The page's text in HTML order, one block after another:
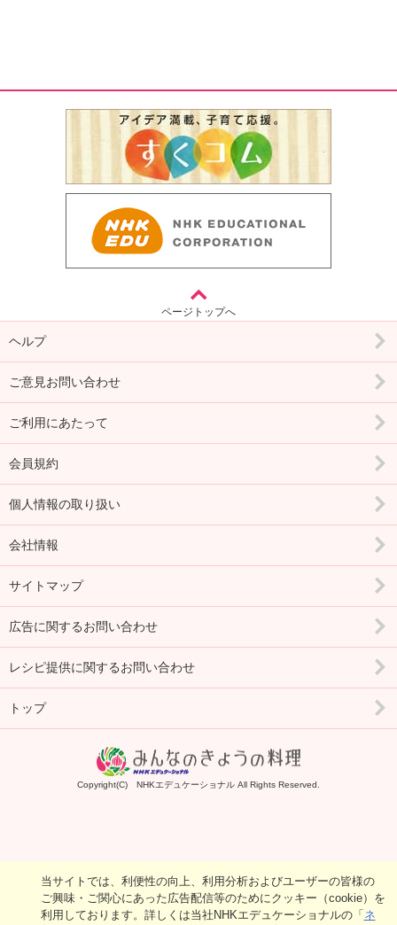
ページトップへ
ヘルプ
ご意見お問い合わせ
ご利用にあたって
会員規約
個人情報の取り扱い
会社情報
サイトマップ
広告に関するお問い合わせ
レシピ提供に関するお問い合わせ
トップ
Copyright(C) NHKエデュケーショナル All Rights Reserved.
当サイトでは、利便性の向上、利用分析およびユーザーの皆様の
ご興味・ご関心にあった広告配信等のためにクッキー（cookie）を
利用しております。詳しくは当社NHKエデュケーショナルの「 ネ